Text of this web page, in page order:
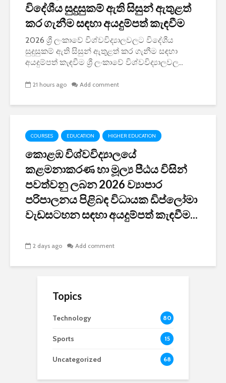
විදේශීය සුදුසුකම් ඇති සිසුන් ඇතුළත්
කර ගැනීම සඳහා අයදුම්පත් කැඳවීම
2026 ශ්‍රී ලංකාවේ විශ්වවිද්‍යාලවලට විදේශීය
සුදුසුකම් ඇති සිසුන් ඇතුළත් කර ගැනීම සඳහා
අයදුම්පත් කැඳවීම ශ්‍රී ලංකාවේ විශ්වවිද්‍යාලවල...
21 hours ago Add comment
COURSES EDUCATION HIGHER EDUCATION
කොළඹ විශ්වවිද්‍යාලයේ
කළමනාකරණ හා මූල්‍ය පීඨය විසින්
පවත්වනු ලබන 2026 ව්‍යාපාර
පරිපාලනය පිළිබඳ විධායක ඩිප්ලෝමා
වැඩසටහන සඳහා අයදුම්පත් කැඳවීම...
2 days ago Add comment
Topics
Technology 80
Sports 15
Uncategorized 68